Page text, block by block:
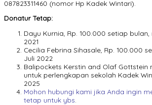
087823311460 (nomor Hp Kadek Wintari).
Donatur Tetap:
Dayu Kurnia, Rp. 100.000 setiap
2021
Cecilia Febrina Sihasale, Rp. 100.000
Juli 2022
Balipockets Kerstin and Olaf Gottstein
untuk perlengkapan sekolah Kadek
2025
Mohon hubungi kami jika Anda ingin
tetap untuk ybs